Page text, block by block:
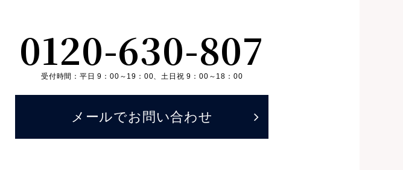
0120-630-807
受付時間：平日 9：00～19：00、 土日祝 9：00～18：00
メールでお問い合わせ